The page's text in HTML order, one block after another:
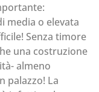
media o elevata
Senza timore
una costruzione
almeno
palazzo! La